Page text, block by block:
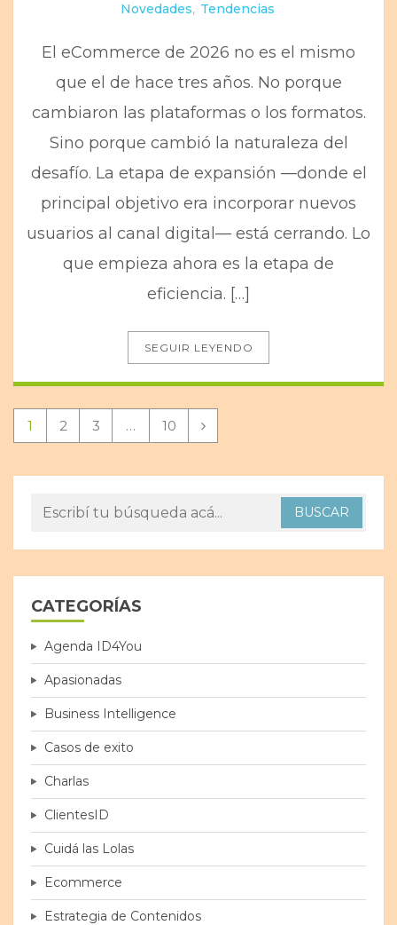
Novedades, Tendencias
El eCommerce de 2026 no es el mismo
que el de hace tres años. No porque
cambiaron las plataformas o los formatos.
Sino porque cambió la naturaleza del
desafío. La etapa de expansión —donde el
principal objetivo era incorporar nuevos
usuarios al canal digital— está cerrando. Lo
que empieza ahora es la etapa de
eficiencia. […]
SEGUIR LEYENDO
1 2 3 … 10
CATEGORÍAS
Agenda ID4You
Apasionadas
Business Intelligence
Casos de exito
Charlas
ClientesID
Cuidá las Lolas
Ecommerce
Estrategia de Contenidos